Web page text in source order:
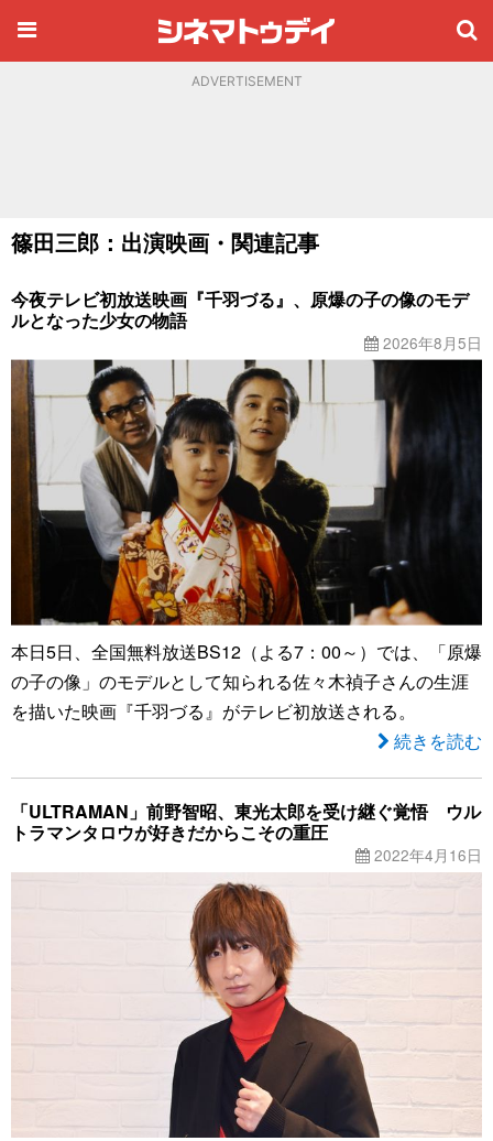
ADVERTISEMENT
篠田三郎：出演映画・関連記事
今夜テレビ初放送映画『千羽づる』、原爆の子の像のモデ
ルとなった少女の物語
2026年8月5日
本日5日、全国無料放送BS12（よる7：00～）では、「原爆
の子の像」のモデルとして知られる佐々木禎子さんの生涯
を描いた映画『千羽づる』がテレビ初放送される。
続きを読む
「ULTRAMAN」前野智昭、東光太郎を受け継ぐ覚悟 ウル
トラマンタロウが好きだからこその重圧
2022年4月16日